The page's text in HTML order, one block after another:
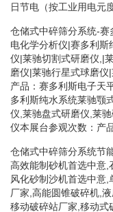
日节电（按工业用电元
仓储式中碎筛分系统-
电化学分析仪|赛多利
仪|莱驰切割式研磨仪,|
磨仪|莱驰行星式球磨
产品：赛多利斯电子天
多利斯纯水系统莱驰颚
仪,莱驰盘式研磨仪,莱
仪本展台参观次数：产
仓储式中碎筛分系统节
高效能制砂机首选中意,
风化砂制沙机首选中意
厂家,高能圆锥破碎机,
移动破碎站厂家,移动式